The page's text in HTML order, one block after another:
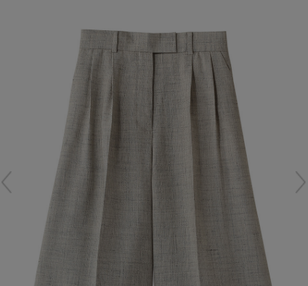
最旬！トレンドワード
【予約】新作ウェアをチェック
【Tシャツ】デイリーに活躍
【日傘】完全遮光・軽量傘
アイテム一覧
SALE
メールマガジン登録
最新トレンドや限定アイテム、セール情報を
いち早くお届けします。
ご登録はこちら
SUPPORT
ご利用ガイド
カスタマーサポート